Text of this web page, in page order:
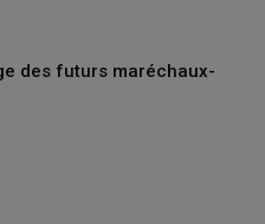
des futurs maréchaux-